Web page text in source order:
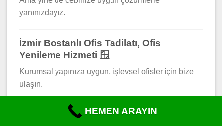
yanınızdayız.
İzmir Bostanlı Ofis Tadilatı, Ofis
Yenileme Hizmeti 🪟
Kurumsal yapınıza uygun, işlevsel ofisler için bize
ulaşın.
HEMEN ARAYIN